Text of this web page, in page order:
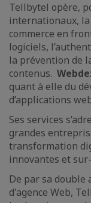
Tellbytel opère,
internationaux,
commerce en
logiciels,
la prévention de
contenus.
quant à elle du
d’applications
Ses services
grandes
transformation
innovantes et
De par sa double
d'agence Web,